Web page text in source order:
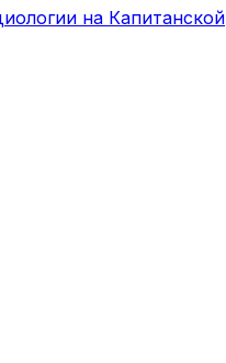
на Капитанской